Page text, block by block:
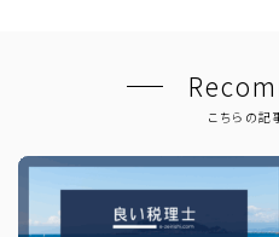
こちらの記